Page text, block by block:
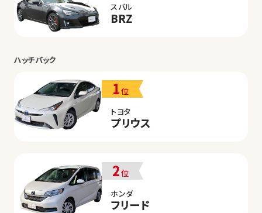
スバル
BRZ
ハッチバック
1位
トヨタ
プリウス
2位
ホンダ
フリード